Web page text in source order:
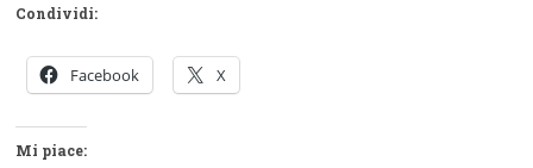
Condividi:
Facebook X
Mi piace: